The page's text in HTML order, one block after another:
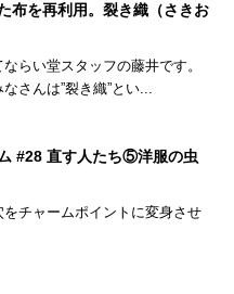
布を再利用。裂き織（さきお
らい堂スタッフの藤井です。
さんは”裂き織”とい...
#28 直す人たち⑤洋服の虫
チャームポイントに変身させ